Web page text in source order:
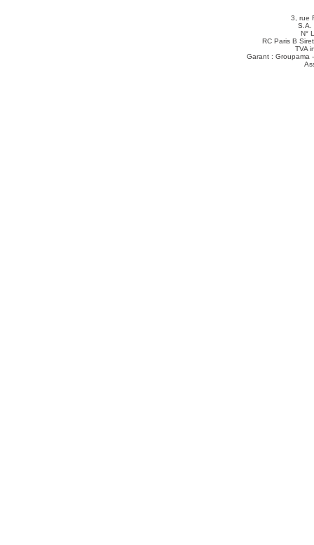
3, rue
S.A.
N°
RC Paris B
TVA
Garant : Groupama